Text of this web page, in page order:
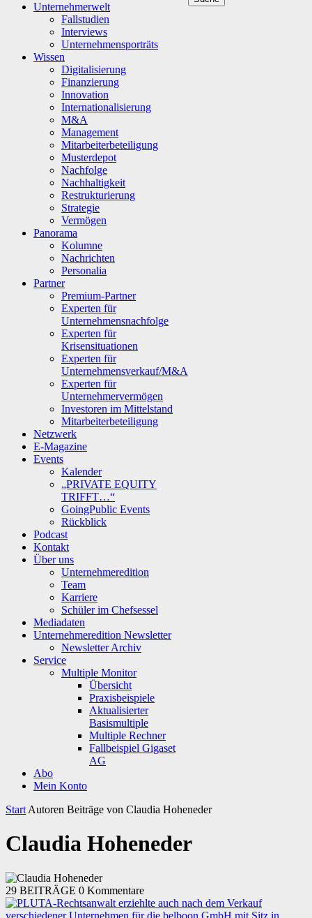
Unternehmerwelt
Fallstudien
Interviews
Unternehmensporträts
Wissen
Digitalisierung
Finanzierung
Innovation
Internationalisierung
M&A
Management
Mitarbeiterbeteiligung
Musterdepot
Nachfolge
Nachhaltigkeit
Restrukturierung
Strategie
Vermögen
Panorama
Kolumne
Nachrichten
Personalia
Partner
Premium-Partner
Experten für
Unternehmensnachfolge
Experten für
Krisensituationen
Experten für
Unternehmensverkauf/M&A
Experten für
Unternehmervermögen
Investoren im Mittelstand
Mitarbeiterbeteiligung
Netzwerk
E-Magazine
Events
Kalender
„PRIVATE EQUITY
TRIFFT…“
GoingPublic Events
Rückblick
Podcast
Kontakt
Über uns
Unternehmeredition
Team
Karriere
Schüler im Chefsessel
Mediadaten
Unternehmeredition Newsletter
Newsletter Archiv
Service
Multiple Monitor
Übersicht
Praxisbeispiele
Aktualisierter
Basismultiple
Multiple Rechner
Fallbeispiel Gigaset
AG
Abo
Mein Konto
Start Autoren Beiträge von Claudia Hoheneder
Claudia Hoheneder
29 BEITRÄGE 0 Kommentare